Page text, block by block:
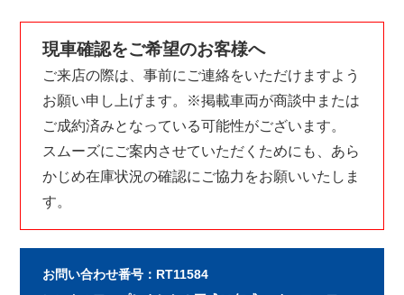
現車確認をご希望のお客様へ
ご来店の際は、事前にご連絡をいただけますよう
お願い申し上げます。※掲載車両が商談中または
ご成約済みとなっている可能性がございます。
スムーズにご案内させていただくためにも、あら
かじめ在庫状況の確認にご協力をお願いいたしま
す。
お問い合わせ番号：RT11584